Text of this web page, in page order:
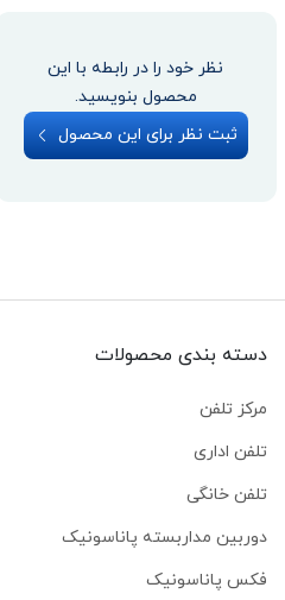
نظر خود را در رابطه با این
محصول بنویسید.
ثبت نظر برای این محصول
دسته بندی محصولات
مرکز تلفن
تلفن اداری
تلفن خانگی
دوربین مداربسته پاناسونیک
فکس پاناسونیک